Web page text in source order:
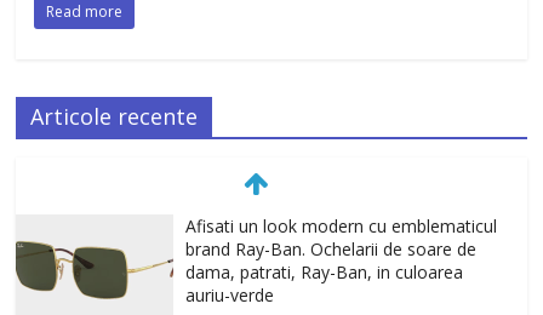
Read more
Articole recente
Afisati un look modern cu emblematicul
brand Ray-Ban. Ochelarii de soare de
dama, patrati, Ray-Ban, in culoarea
auriu-verde